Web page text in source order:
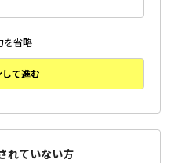
を省略
て進む
れていない方